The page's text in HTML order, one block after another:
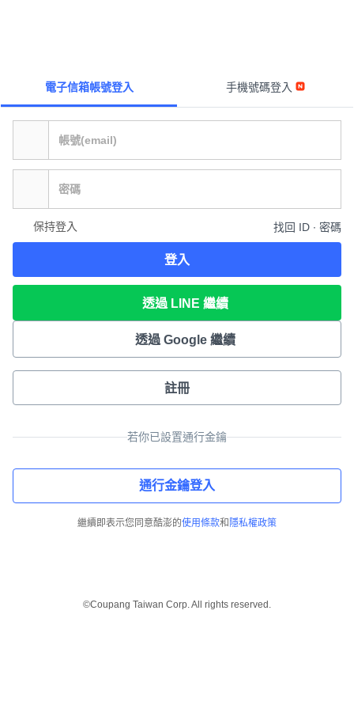
電子信箱帳號登入 手機號碼登入
保持登入 找回 ID ∙ 密碼
登入
透過 LINE 繼續
透過 Google 繼續
註冊
若你已設置通行金鑰
通行金鑰登入
繼續即表示您同意酷澎的使用條款和 隱私權政策
©Coupang Taiwan Corp. All rights reserved.